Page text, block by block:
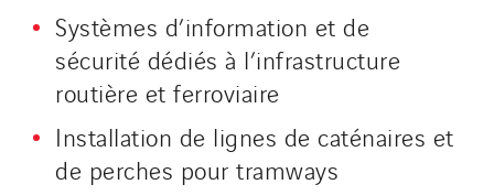
Systèmes d’information et de
sécurité dédiés à l’infrastructure
routière et ferroviaire
Installation de lignes de caténaires et
de perches pour tramways